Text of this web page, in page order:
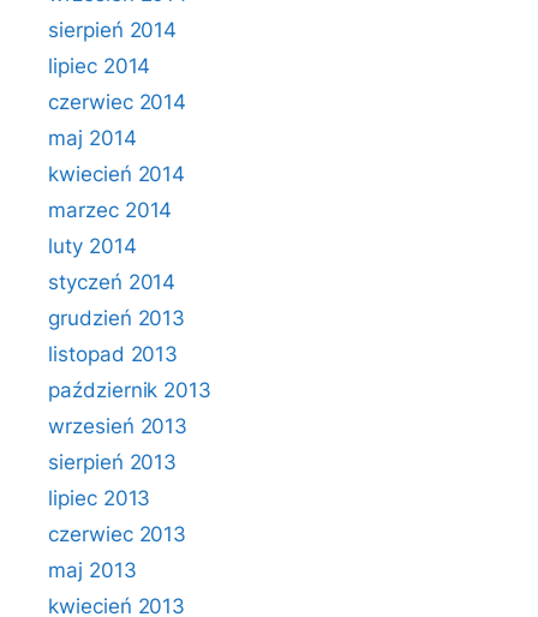
sierpień 2014
lipiec 2014
czerwiec 2014
maj 2014
kwiecień 2014
marzec 2014
luty 2014
styczeń 2014
grudzień 2013
listopad 2013
październik 2013
wrzesień 2013
sierpień 2013
lipiec 2013
czerwiec 2013
maj 2013
kwiecień 2013